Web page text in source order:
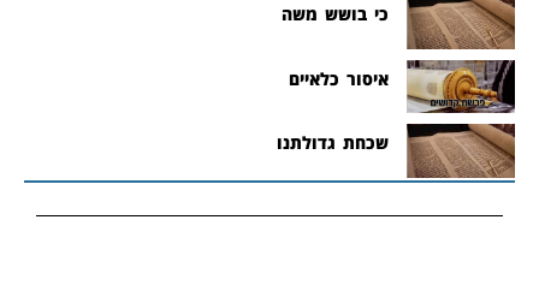
כי בושש משה
איסור כלאיים
שכחת גדולתנו